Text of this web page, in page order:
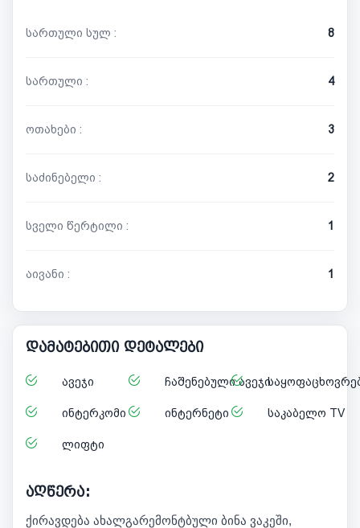
სართული სულ : 8
სართული : 4
ოთახები : 3
საძინებელი : 2
სველი წერტილი : 1
აივანი : 1
დამატებითი დეტალები
ავეჯი ჩაშენებული ავეჯი
ინტერკომი ინტერნეტი საკაბელო TV
ლიფტი
აღწერა:
ქირავდება ახალგარემონტბული ბინა ვაკეში,